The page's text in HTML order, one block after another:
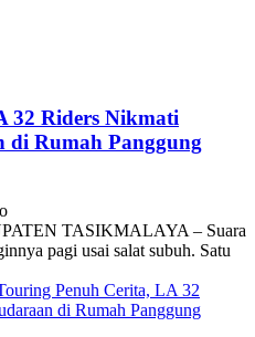
32 Riders Nikmati
di Rumah Panggung
TASIKMALAYA – Suara
pagi usai salat subuh. Satu
Penuh Cerita, LA 32
di Rumah Panggung